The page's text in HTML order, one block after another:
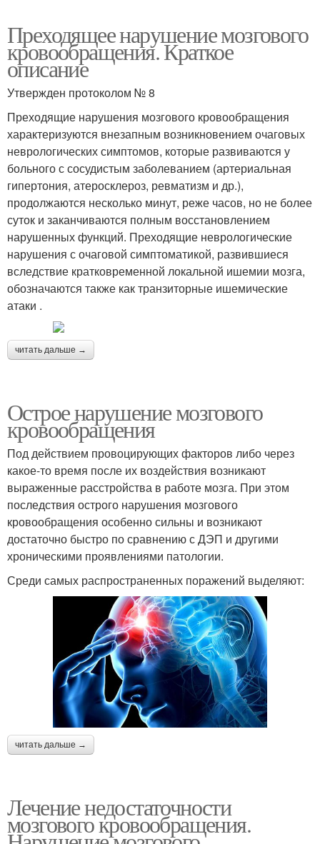
Преходящее нарушение мозгового
кровообращения. Краткое
описание
Утвержден протоколом № 8
Преходящие нарушения мозгового кровообращения
характеризуются внезапным возникновением очаговых
неврологических симптомов, которые развиваются у
больного с сосудистым заболеванием (артериальная
гипертония, атеросклероз, ревматизм и др.),
продолжаются несколько минут, реже часов, но не более
суток и заканчиваются полным восстановлением
нарушенных функций. Преходящие неврологические
нарушения с очаговой симптоматикой, развившиеся
вследствие кратковременной локальной ишемии мозга,
обозначаются также как транзиторные ишемические
атаки .
читать дальше →
Острое нарушение мозгового
кровообращения
Под действием провоцирующих факторов либо через
какое-то время после их воздействия возникают
выраженные расстройства в работе мозга. При этом
последствия острого нарушения мозгового
кровообращения особенно сильны и возникают
достаточно быстро по сравнению с ДЭП и другими
хроническими проявлениями патологии.
Среди самых распространенных поражений выделяют:
читать дальше →
Лечение недостаточности
мозгового кровообращения.